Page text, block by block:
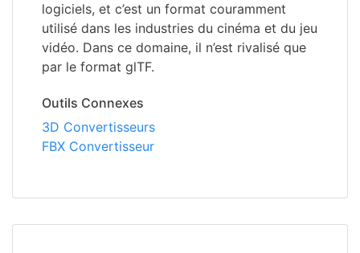
logiciels, et c’est un format couramment
utilisé dans les industries du cinéma et du jeu
vidéo. Dans ce domaine, il n’est rivalisé que
par le format glTF.
Outils Connexes
3D Convertisseurs
FBX Convertisseur